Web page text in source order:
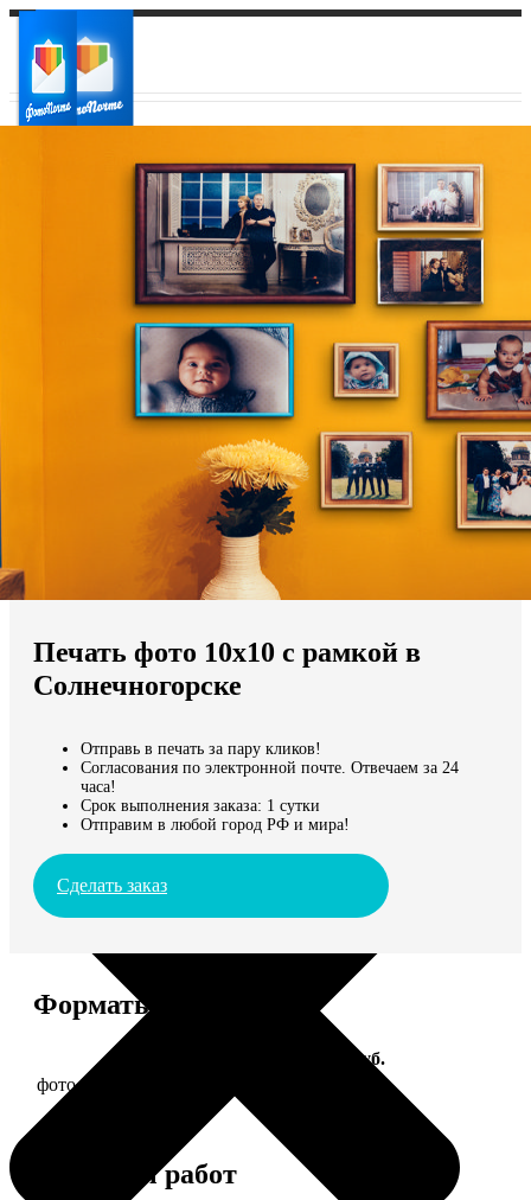
Ваш регион доставки
Выберите из списка:
Мы доставляем по всему миру
Продолжить без города
Печать фото 10х10 с рамкой в
Солнечногорске
Отправь в печать за пару кликов!
Согласования по электронной почте. Отвечаем за 24
часа!
Срок выполнения заказа: 1 сутки
Отправим в любой город РФ и мира!
Сделать заказ
Форматы и цены
Цена, руб.
фото 10х10 в деревянной рамке
Примеры работ